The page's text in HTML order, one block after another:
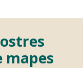
mapes